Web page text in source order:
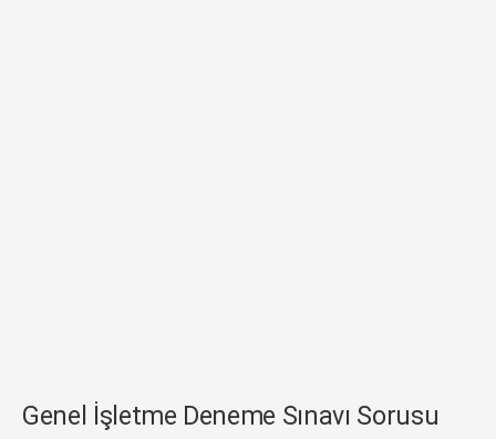
Genel İşletme Deneme Sınavı Sorusu